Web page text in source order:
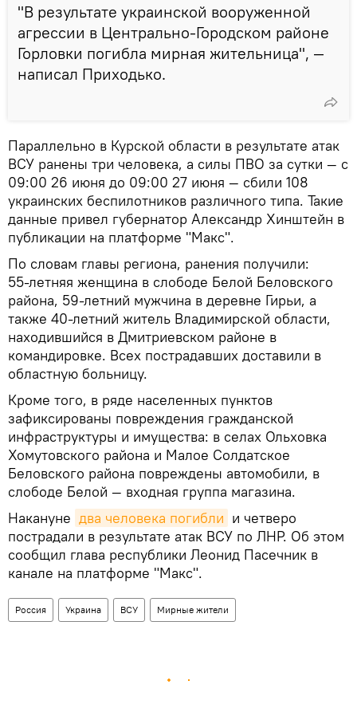
"В результате украинской вооруженной
агрессии в Центрально-Городском районе
Горловки погибла мирная жительница", —
написал Приходько.
Параллельно в Курской области в результате атак
ВСУ ранены три человека, а силы ПВО за сутки — с
09:00 26 июня до 09:00 27 июня — сбили 108
украинских беспилотников различного типа. Такие
данные привел губернатор Александр Хинштейн в
публикации на платформе "Макс".
По словам главы региона, ранения получили:
55‑летняя женщина в слободе Белой Беловского
района, 59‑летний мужчина в деревне Гирьи, а
также 40‑летний житель Владимирской области,
находившийся в Дмитриевском районе в
командировке. Всех пострадавших доставили в
областную больницу.
Кроме того, в ряде населенных пунктов
зафиксированы повреждения гражданской
инфраструктуры и имущества: в селах Ольховка
Хомутовского района и Малое Солдатское
Беловского района повреждены автомобили, в
слободе Белой — входная группа магазина.
Накануне два человека погибли и четверо
пострадали в результате атак ВСУ по ЛНР. Об этом
сообщил глава республики Леонид Пасечник в
канале на платформе "Макс".
Россия Украина ВСУ Мирные жители